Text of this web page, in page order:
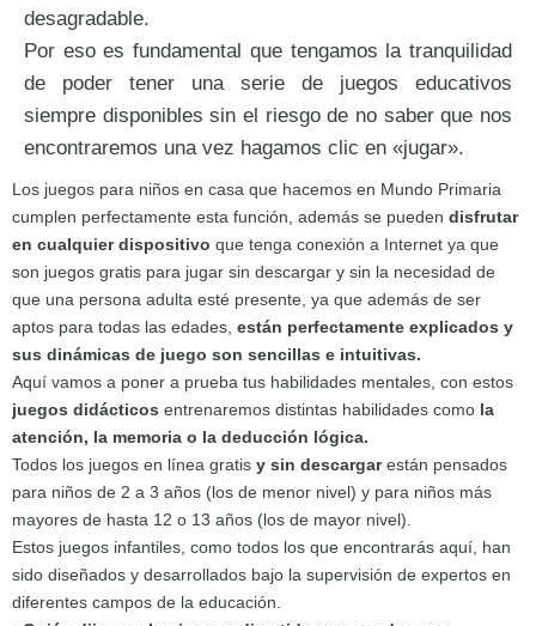
desagradable.
Por eso es fundamental que tengamos la tranquilidad
de poder tener una serie de juegos educativos
siempre disponibles sin el riesgo de no saber que nos
encontraremos una vez hagamos clic en «jugar».
Los juegos para niños en casa que hacemos en Mundo Primaria
cumplen perfectamente esta función, además se pueden disfrutar
en cualquier dispositivo que tenga conexión a Internet ya que
son juegos gratis para jugar sin descargar y sin la necesidad de
que una persona adulta esté presente, ya que además de ser
aptos para todas las edades, están perfectamente explicados y
sus dinámicas de juego son sencillas e intuitivas.
Aquí vamos a poner a prueba tus habilidades mentales, con estos
juegos didácticos entrenaremos distintas habilidades como la
atención, la memoria o la deducción lógica.
Todos los juegos en línea gratis y sin descargarestán pensados
para niños de 2 a 3 años (los de menor nivel) y para niños más
mayores de hasta 12 o 13 años (los de mayor nivel).
Estos juegos infantiles, como todos los que encontrarás aquí, han
sido diseñados y desarrollados bajo la supervisión de expertos en
diferentes campos de la educación.